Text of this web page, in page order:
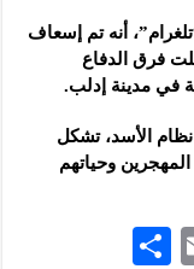
أنه تم إسعاف
فرق الدفاع
في مدينة إدلب.
نظام الأسد، تشكل
وحياتهم
E